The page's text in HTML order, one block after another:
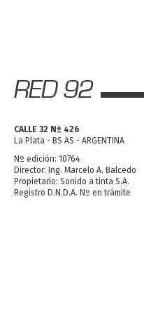
CALLE 32 Nº 426
La Plata - BS AS - ARGENTINA
Nº edición: 10764
Director: Ing. Marcelo A. Balcedo
Propietario: Sonido a tinta S.A.
Registro D.N.D.A. Nº en trámite